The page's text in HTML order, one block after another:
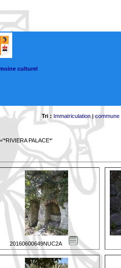
culturel
Tri : Immatriculation|commune
PALACE*'
20160600649NUC2A